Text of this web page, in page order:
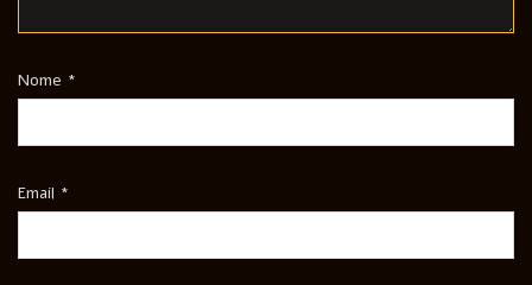
Nome *
Email *